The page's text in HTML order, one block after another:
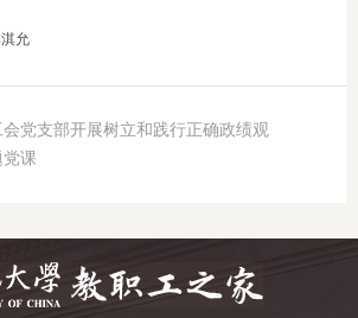
允
党支部开展树立和践行正确政绩观
党课